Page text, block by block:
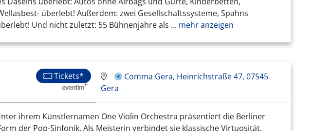
überlebt! Außerdem: zwei Gesellschaftssysteme, Spahns
Und nicht zuletzt: 55 Bühnenjahre als ... mehr anzeigen
Tickets*
Comma Gera, Heinrichstraße 47, 07545
Gera
ihrem Künstlernamen One Violin Orchestra präsentiert die Berliner
der Pop-Sinfonik. Als Meisterin verbindet sie klassische Virtuosität,